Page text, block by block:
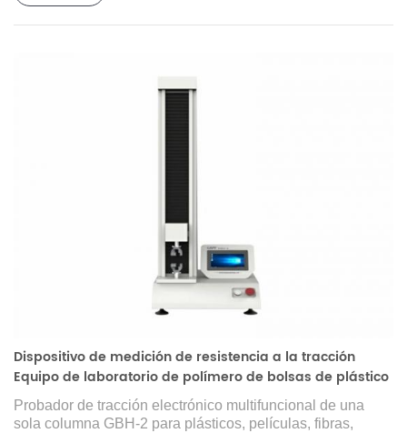
Dispositivo de medición de resistencia a la tracción
Equipo de laboratorio de polímero de bolsas de plástico
Probador de tracción electrónico multifuncional de una
sola columna GBH-2 para plásticos, películas, fibras,